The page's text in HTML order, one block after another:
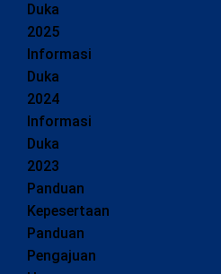
Duka
2025
Informasi
Duka
2024
Informasi
Duka
2023
Panduan
Kepesertaan
Panduan
Pengajuan